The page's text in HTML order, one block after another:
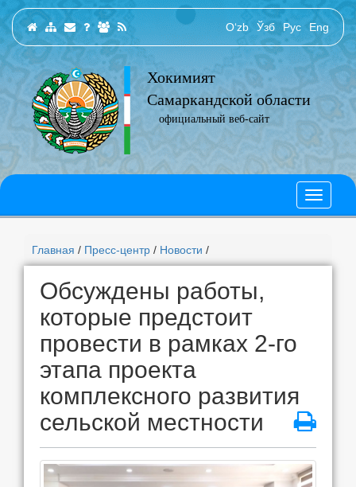
O‘zb Ўзб Рус Eng
Хокимият
Самаркандской области
официальный веб-сайт
Главная / Пресс-центр / Новости /
Обсуждены работы,
которые предстоит
провести в рамках 2-го
этапа проекта
комплексного развития
сельской местности